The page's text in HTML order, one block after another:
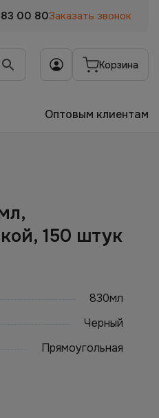
00 80Заказать звонок
Корзина
Оптовым клиентам
150 штук
830мл
Черный
Прямоугольная